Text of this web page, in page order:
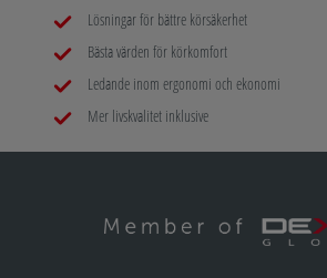
Lösningar för bättre körsäkerhet
Bästa värden för körkomfort
Ledande inom ergonomi och ekonomi
Mer livskvalitet inklusive